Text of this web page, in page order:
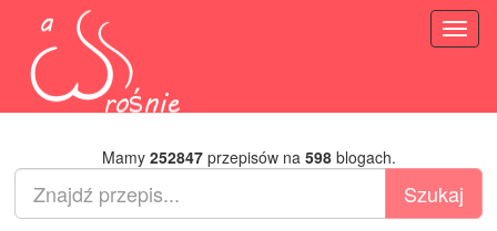
Mamy 252847przepisów na 598blogach.